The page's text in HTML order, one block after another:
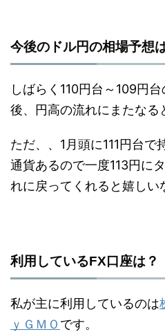
今後のドル円の相場予想
しばらく110円台～109円
後、円高の流れにまたなる
ただ、、1月頭に111円台
通貨あるので一度113円に
れに戻ってくれると嬉しい
利用しているFX口座は？
私が主に利用しているのは
ｙＧＭＯ です。